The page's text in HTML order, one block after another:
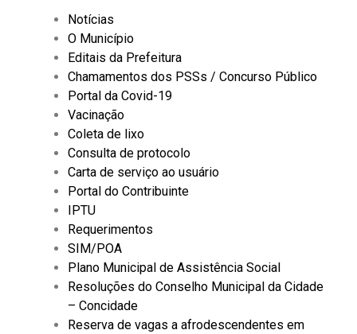
Notícias
O Município
Editais da Prefeitura
Chamamentos dos PSSs / Concurso Público
Portal da Covid-19
Vacinação
Coleta de lixo
Consulta de protocolo
Carta de serviço ao usuário
Portal do Contribuinte
IPTU
Requerimentos
SIM/POA
Plano Municipal de Assistência Social
Resoluções do Conselho Municipal da Cidade
– Concidade
Reserva de vagas a afrodescendentes em